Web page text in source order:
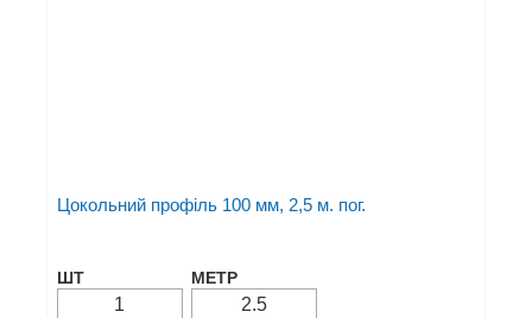
Цокольний профіль 100 мм, 2,5 м. пог.
ШТ МЕТР